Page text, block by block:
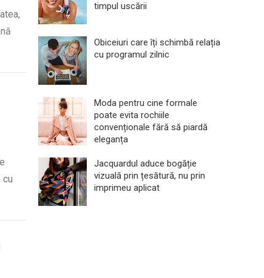
cu
timpul uscării
Obiceiuri care îți schimbă relația
cu programul zilnic
Moda pentru cine formale
poate evita rochiile
convenționale fără să piardă
eleganța
Jacquardul aduce bogăție
vizuală prin țesătură, nu prin
imprimeu aplicat